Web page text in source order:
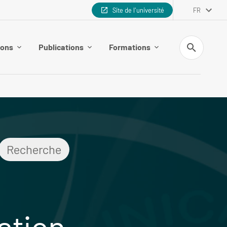
Site de l'université FR
Publications Formations
Recherche
Recherche